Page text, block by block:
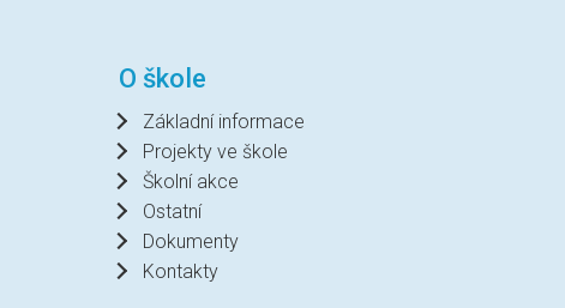
O škole
Základní informace
Projekty ve škole
Školní akce
Ostatní
Dokumenty
Kontakty